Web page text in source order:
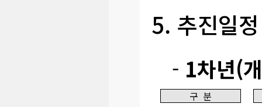
5. 추진일정
- 1차년(
구 분